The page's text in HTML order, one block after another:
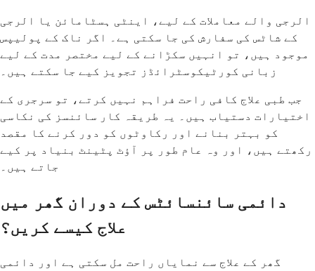
الرجی والے معاملات کے لیے، اینٹی ہسٹامائن یا الرجی
کے شاٹس کی سفارش کی جا سکتی ہے۔ اگر ناک کے پولیپس
موجود ہیں، تو انہیں سکڑانے کے لیے مختصر مدت کے لیے
زبانی کورٹیکوسٹرائڈز تجویز کیے جا سکتے ہیں۔
جب طبی علاج کافی راحت فراہم نہیں کرتے، تو سرجری کے
اختیارات دستیاب ہیں۔ یہ طریقہ کار سائنسز کی نکاسی
کو بہتر بنانے اور رکاوٹوں کو دور کرنے کا مقصد
رکھتے ہیں، اور وہ عام طور پر آؤٹ پٹینٹ بنیاد پر کیے
جاتے ہیں۔
دائمی سائنسائٹس کے دوران گھر میں
علاج کیسے کریں؟
گھر کے علاج سے نمایاں راحت مل سکتی ہے اور دائمی